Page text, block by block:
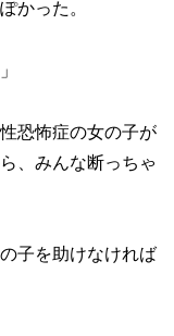
かった。
恐怖症の女の子が
、みんな断っちゃ
子を助けなければ